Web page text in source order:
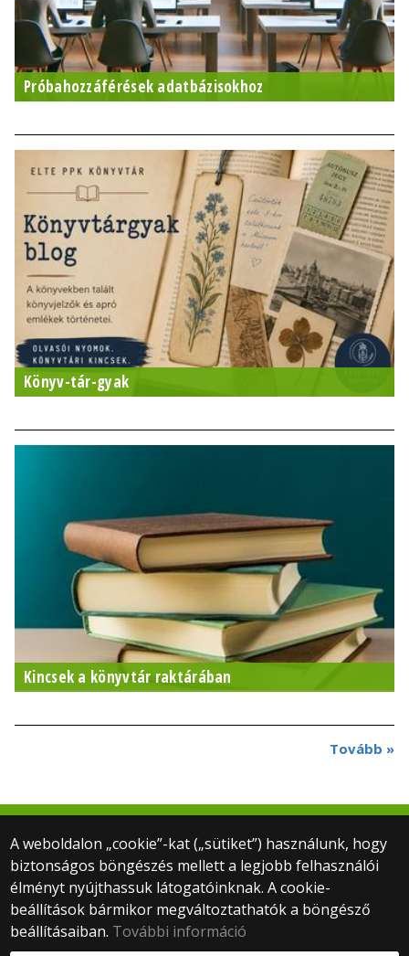
Próbahozzáférések adatbázisokhoz
Könyv-tár-gyak
Kincsek a könyvtár raktárában
Tovább »
A weboldalon „cookie”-kat („sütiket”) használunk, hogy
biztonságos böngészés mellett a legjobb felhasználói
élményt nyújthassuk látogatóinknak. A cookie-
beállítások bármikor megváltoztathatók a böngésző
beállításaiban. További információ
© 2026 ELTE PPK Könyvtár
Minden jog fenntartva.
1075 Budapest, Kazinczy utca 23-27.
+ (36-1) 461-4563